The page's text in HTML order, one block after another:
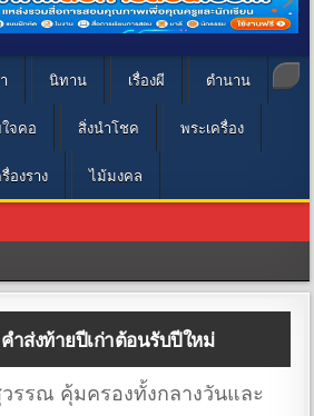
นิทาน เรื่องผี ตำนาน
จคอ สิ่งนำโชค พระเครื่อง
องราง ไม้มงคล
คำส่งท้ายปีเก่าต้อนรับปีใหม่